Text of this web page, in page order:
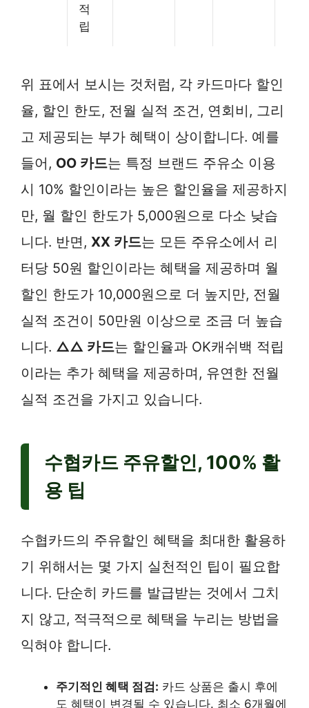
적
립
위 표에서 보시는 것처럼, 각 카드마다 할인
율, 할인 한도, 전월 실적 조건, 연회비, 그리
고 제공되는 부가 혜택이 상이합니다. 예를
들어, OO 카드는 특정 브랜드 주유소 이용
시 10% 할인이라는 높은 할인율을 제공하지
만, 월 할인 한도가 5,000원으로 다소 낮습
니다. 반면, XX 카드는 모든 주유소에서 리
터당 50원 할인이라는 혜택을 제공하며 월
할인 한도가 10,000원으로 더 높지만, 전월
실적 조건이 50만원 이상으로 조금 더 높습
니다. △△ 카드는 할인율과 OK캐쉬백 적립
이라는 추가 혜택을 제공하며, 유연한 전월
실적 조건을 가지고 있습니다.
수협카드 주유할인, 100% 활
용 팁
수협카드의 주유할인 혜택을 최대한 활용하
기 위해서는 몇 가지 실천적인 팁이 필요합
니다. 단순히 카드를 발급받는 것에서 그치
지 않고, 적극적으로 혜택을 누리는 방법을
익혀야 합니다.
주기적인 혜택 점검: 카드 상품은 출시 후에
도 혜택이 변경될 수 있습니다. 최소 6개월에